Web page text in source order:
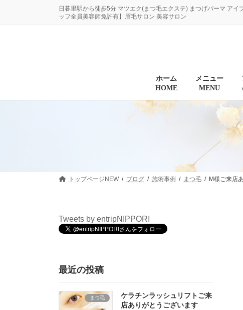
プ
動
日暮里駅から徒歩5分 マツエク(まつ毛エクステ) まつげパーマ ア
ッフ全員美容師免許有】眉毛サロン 美容サロン
ホーム
HOME
メニュー
MENU
トップページNEW ブログ 施術事例 まつ毛 M様ご来店
Tweets by entripNIPPORI
最近の投稿
まつ毛
ケラチンラッシュリフトご来
店ありがとうございます